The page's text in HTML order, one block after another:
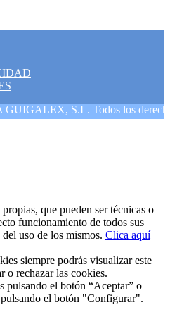
S.L. Todos los derechos
que pueden ser técnicas o
funcionamiento de todos sus
uso de los mismos. Clica aquí
siempre podrás visualizar este
o rechazar las cookies.
pulsando el botón “Aceptar” o
el botón "Configurar".